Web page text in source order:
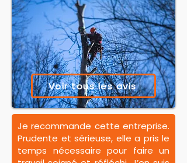
Voir tous les avis
Je recommande cette entreprise.
Prudente et sérieuse, elle a pris le
temps nécessaire pour faire un